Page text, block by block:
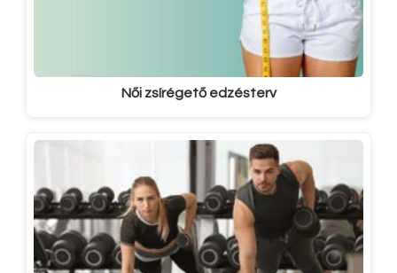
Női zsírégető edzésterv